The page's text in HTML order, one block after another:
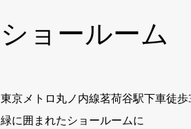
ショールーム
東京メトロ丸ノ内線茗荷谷駅下車徒歩
緑に囲まれたショールームに